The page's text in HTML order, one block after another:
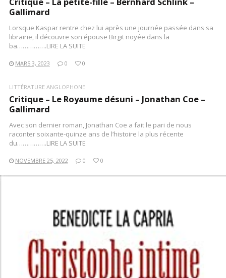
Gallimard
Lorsque Kaspar rentre chez lui après une journée passée dans sa
librairie, il découvre son épouse Birgit noyée dans la
ba…………….LIRE LA SUITE
MARS 3, 2023 0 0
LITTÉRATURE ANGLOPHONE
Critique – Le Royaume désuni – Jonathan Coe –
Gallimard
Avec son dernier roman, Jonathan Coe a fait le pari de nous
raconter soixante-quinze ans de l’histoire la plus récente
du…………….LIRE LA SUITE
NOVEMBRE 25, 2022 0 0